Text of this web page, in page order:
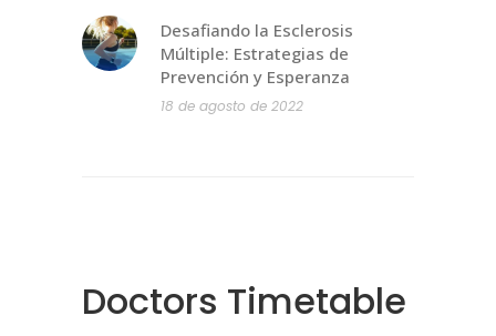
Desafiando la Esclerosis
Múltiple: Estrategias de
Prevención y Esperanza
18 de agosto de 2022
Doctors Timetable